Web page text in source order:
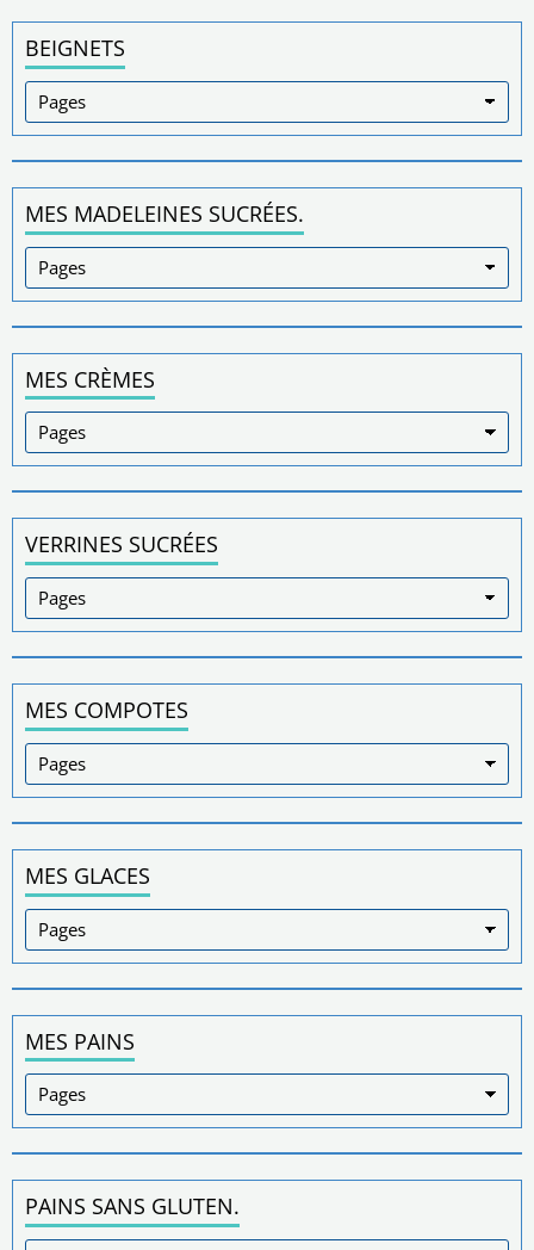
BEIGNETS
MES MADELEINES SUCRÉES.
MES CRÈMES
VERRINES SUCRÉES
MES COMPOTES
MES GLACES
MES PAINS
PAINS SANS GLUTEN.